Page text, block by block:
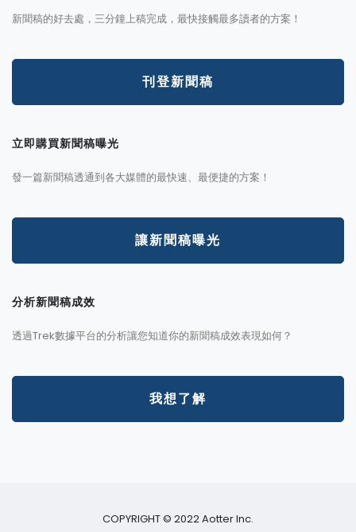
新聞稿的好去處，三分鐘上稿完成，最快接觸最多讀者的方案！
刊登新聞稿
立即購買新聞稿曝光
發一篇新聞稿透通到各大媒體的最快速、最便捷的方案！
讓新聞稿曝光
分析新聞稿成效
透過Trek數據平台的分析讓您知道你的新聞稿成效表現如何？
我想了解
COPYRIGHT © 2022 Aotter Inc.